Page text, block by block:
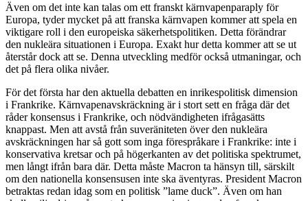
Även om det inte kan talas om ett franskt kärnvapenparaply för
Europa, tyder mycket på att franska kärnvapen kommer att spela en
viktigare roll i den europeiska säkerhetspolitiken. Detta förändrar
den nukleära situationen i Europa. Exakt hur detta kommer att se ut
återstår dock att se. Denna utveckling medför också utmaningar, och
det på flera olika nivåer.
För det första har den aktuella debatten en inrikespolitisk dimension
i Frankrike. Kärnvapenavskräckning är i stort sett en fråga där det
råder konsensus i Frankrike, och nödvändigheten ifrågasätts
knappast. Men att avstå från suveräniteten över den nukleära
avskräckningen har så gott som inga förespråkare i Frankrike: inte i
konservativa kretsar och på högerkanten av det politiska spektrumet,
men långt ifrån bara där. Detta måste Macron ta hänsyn till, särskilt
om den nationella konsensusen inte ska äventyras. President Macron
betraktas redan idag som en politisk ”lame duck”. Även om han